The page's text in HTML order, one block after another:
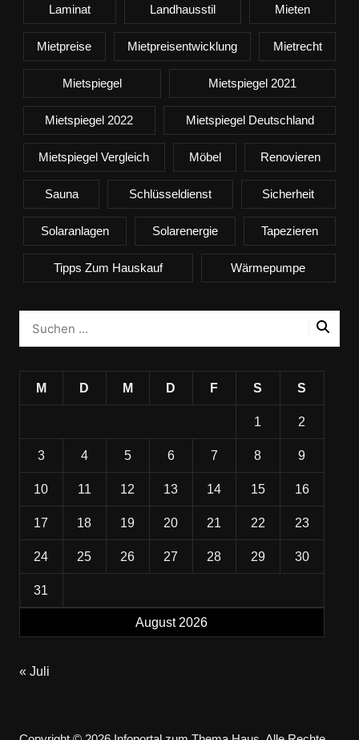
Laminat Landhausstil Mieten
Mietpreise Mietpreisentwicklung Mietrecht
Mietspiegel Mietspiegel 2021
Mietspiegel 2022 Mietspiegel Deutschland
Mietspiegel Vergleich Möbel Renovieren
Sauna Schlüsseldienst Sicherheit
Solaranlagen Solarenergie Tapezieren
Tipps Zum Hauskauf Wärmepumpe
August 2026
M D M D F S S
1 2
3 4 5 6 7 8 9
10 11 12 13 14 15 16
17 18 19 20 21 22 23
24 25 26 27 28 29 30
31
« Juli